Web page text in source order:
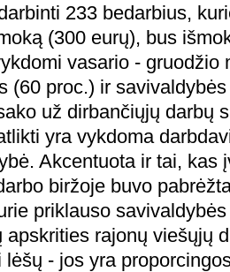
233 bedarbius,
(300 eurų), bus
vasario - gruodžio
(60 proc.) ir
už dirbančiųjų darbų
yra vykdoma
Akcentuota ir tai, kas
biržoje buvo
priklauso
apskrities rajonų viešųjų
- jos yra